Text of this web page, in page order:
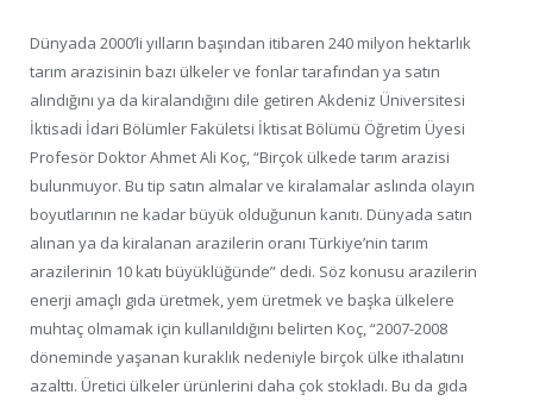
Dünyada 2000’li yılların başından itibaren 240 milyon hektarlık
tarım arazisinin bazı ülkeler ve fonlar tarafından ya satın
alındığını ya da kiralandığını dile getiren Akdeniz Üniversitesi
İktisadi İdari Bölümler Fakületsi İktisat Bölümü Öğretim Üyesi
Profesör Doktor Ahmet Ali Koç, “Birçok ülkede tarım arazisi
bulunmuyor. Bu tip satın almalar ve kiralamalar aslında olayın
boyutlarının ne kadar büyük olduğunun kanıtı. Dünyada satın
alınan ya da kiralanan arazilerin oranı Türkiye’nin tarım
arazilerinin 10 katı büyüklüğünde” dedi. Söz konusu arazilerin
enerji amaçlı gıda üretmek, yem üretmek ve başka ülkelere
muhtaç olmamak için kullanıldığını belirten Koç, “2007-2008
döneminde yaşanan kuraklık nedeniyle birçok ülke ithalatını
azalttı. Üretici ülkeler ürünlerini daha çok stokladı. Bu da gıda